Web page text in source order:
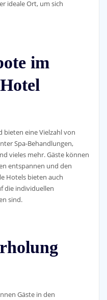
ideale Ort, um sich
im
bieten eine Vielzahl von
Spa-Behandlungen,
vieles mehr. Gäste können
entspannen und den
Hotels bieten auch
die individuellen
sind.
Gäste in den